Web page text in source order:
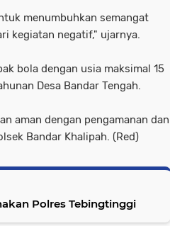
menumbuhkan semangat
kegiatan negatif," ujarnya.
bola dengan usia maksimal 15
Desa Bandar Tengah.
aman dengan pengamanan dan
Bandar Khalipah. (Red)
Polres Tebingtinggi